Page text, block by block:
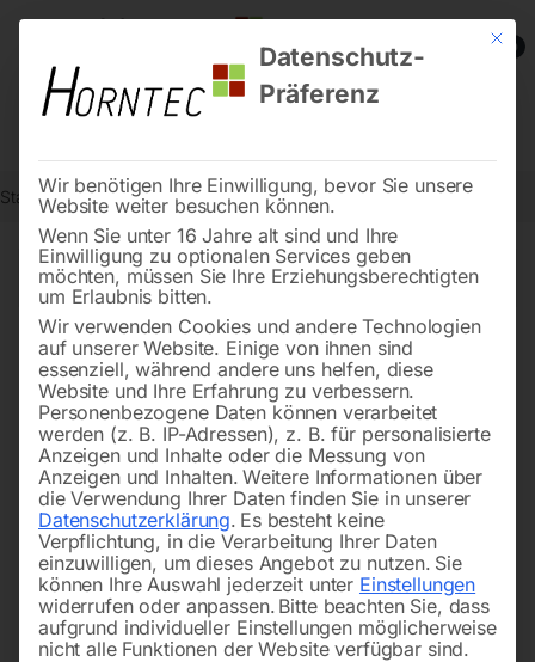
0
Start Metallbearbeitung Bohr- und Fräszubehör Seite 20
Filters ← of 20
PVC Abdeckung Getriebe
Nr. 13
Ölschauglas ADM 36 mm
komplett Nr. 31+33+27
Mit
Datenschutz-
Präferenz
Wir benötigen Ihre Einwilligung, bevor Sie unsere
Website weiter besuchen können.
Wenn Sie unter 16 Jahre alt sind und Ihre
Einwilligung zu optionalen Services geben
möchten, müssen Sie Ihre Erziehungsberechtigten
um Erlaubnis bitten.
Wir verwenden Cookies und andere Technologien
auf unserer Website. Einige von ihnen sind
essenziell, während andere uns helfen, diese
Website und Ihre Erfahrung zu verbessern.
Personenbezogene Daten können verarbeitet
werden (z. B. IP-Adressen), z. B. für personalisierte
Anzeigen und Inhalte oder die Messung von
Anzeigen und Inhalten. Weitere Informationen über
die Verwendung Ihrer Daten finden Sie in unserer
Datenschutzerklärung. Es besteht keine
Verpflichtung, in die Verarbeitung Ihrer Daten
einzuwilligen, um dieses Angebot zu nutzen. Sie
können Ihre Auswahl jederzeit unter Einstellungen
widerrufen oder anpassen. Bitte beachten Sie, dass
aufgrund individueller Einstellungen möglicherweise
nicht alle Funktionen der Website verfügbar sind.